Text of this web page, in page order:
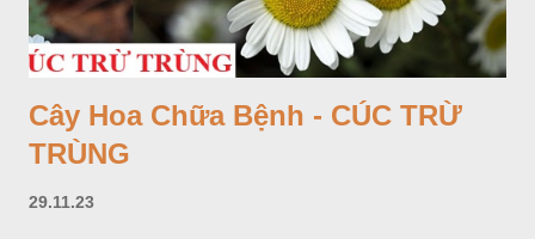
Cây Hoa Chữa Bệnh - CÚC TRỪ
TRÙNG
29.11.23